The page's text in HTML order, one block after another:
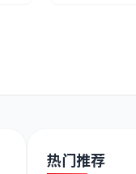
热门推荐